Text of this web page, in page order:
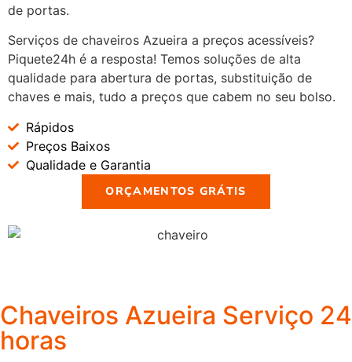
de portas.
Serviços de chaveiros Azueira a preços acessíveis?
Piquete24h é a resposta! Temos soluções de alta
qualidade para abertura de portas, substituição de
chaves e mais, tudo a preços que cabem no seu bolso.
Rápidos
Preços Baixos
Qualidade e Garantia
ORÇAMENTOS GRÁTIS
Chaveiros Azueira Serviço 24
horas